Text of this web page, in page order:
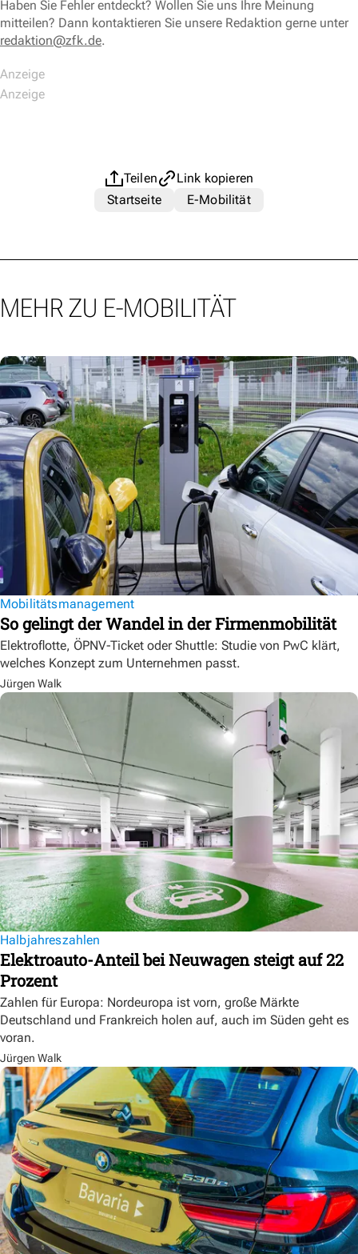
Haben Sie Fehler entdeckt? Wollen Sie uns Ihre Meinung
mitteilen? Dann kontaktieren Sie unsere Redaktion gerne unter
redaktion@zfk.de.
Teilen
Link kopieren
Startseite
E-Mobilität
MEHR ZU E-MOBILITÄT
Mobilitätsmanagement
So gelingt der Wandel in der Firmenmobilität
Elektroflotte, ÖPNV-Ticket oder Shuttle: Studie von PwC klärt,
welches Konzept zum Unternehmen passt.
Jürgen Walk
Halbjahreszahlen
Elektroauto-Anteil bei Neuwagen steigt auf 22
Prozent
Zahlen für Europa: Nordeuropa ist vorn, große Märkte
Deutschland und Frankreich holen auf, auch im Süden geht es
voran.
Jürgen Walk